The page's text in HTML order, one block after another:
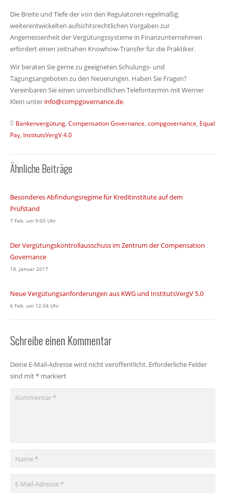
Die Breite und Tiefe der von den Regulatoren regelmäßig
weiterentwickelten aufsichtsrechtlichen Vorgaben zur
Angemessenheit der Vergütungssysteme in Finanzunternehmen
erfordert einen zeitnahen Knowhow-Transfer für die Praktiker.
Wir beraten Sie gerne zu geeigneten Schulungs- und
Tagungsangeboten zu den Neuerungen. Haben Sie Fragen?
Vereinbaren Sie einen unverbindlichen Telefontermin mit Werner
Klein unter info@compgovernance.de.
Bankenvergütung ,Compensation Governance ,compgovernance Equal
Pay, InstitutsVergV 4.0
Ähnliche Beiträge
Besonderes Abfindungsregime für Kreditinstitute auf dem
Prüfstand
7 Feb. um 9:00 Uhr
Der Vergütungskontrollausschuss im Zentrum der Compensation
Governance
18. Januar 2017
Neue Vergütungsanforderungen aus KWG und InstitutsVergV 5.0
6 Feb. um 12:34 Uhr
Schreibe einen Kommentar
Deine E-Mail-Adresse wird nicht veröffentlicht. Erforderliche Felder
sind mit*markiert